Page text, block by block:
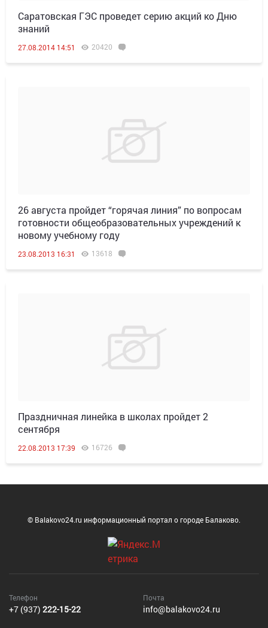
Саратовская ГЭС проведет серию акций ко Дню
знаний
27.08.2014 14:51 20420
26 августа пройдет “горячая линия” по вопросам
готовности общеобразовательных учреждений к
новому учебному году
23.08.2013 16:31 13618
Праздничная линейка в школах пройдет 2
сентября
22.08.2013 17:39 16726
© Balakovo24.ru информационный портал о городе Балаково.
Телефон
+7 (937) 222-15-22
Почта
info@balakovo24.ru